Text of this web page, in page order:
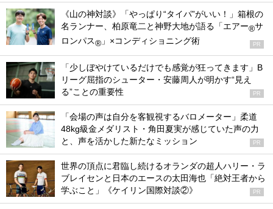
《山の神対談》「やっぱり“タイパ”がいい！」箱根の
名ランナー、柏原竜二と神野大地が語る「エアー®サ
ロンパス® 」×コンディショニング術 PR
「少しぼやけているだけでも感覚が狂ってきます」B
リーグ屈指のシューター・安藤周人が明かす“見え
る”ことの重要性
PR
「会場の声は自分を客観視するバロメーター」柔道
48kg級金メダリスト・角田夏実が感じていた声の力
と、声を活かした新たなミッション
PR
世界の頂点に君臨し続けるオランダの超人ハリー・ラ
ブレイセンと日本のエースの太田海也「絶対王者から
学ぶこと」《ケイリン国際対談②》
PR